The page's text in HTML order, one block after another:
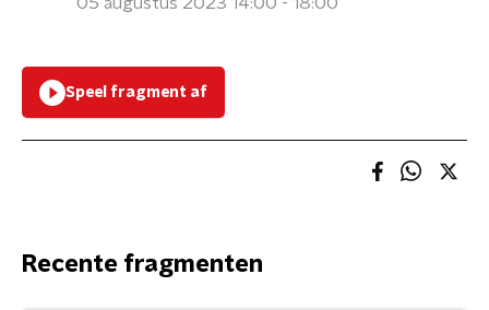
Speel fragment af
Recente fragmenten